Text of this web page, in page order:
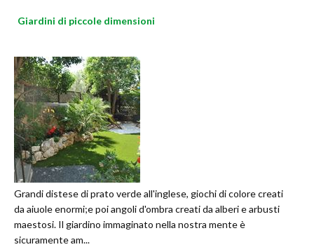
Giardini di piccole dimensioni
Grandi distese di prato verde all'inglese, giochi di colore creati
da aiuole enormi;e poi angoli d'ombra creati da alberi e arbusti
maestosi. Il giardino immaginato nella nostra mente è
sicuramente am...